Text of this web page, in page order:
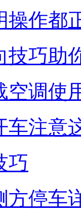
操作都
技巧助
空调使
车注意
巧
方停车